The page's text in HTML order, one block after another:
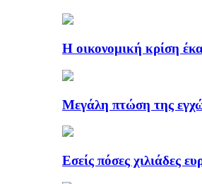
Η οικονομική κρίση
Μεγάλη πτώση της
Εσείς πόσες χιλιάδες